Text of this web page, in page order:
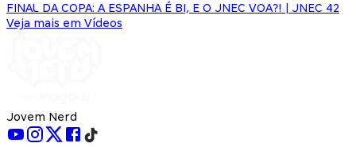
FINAL DA COPA: A ESPANHA É BI, E O JNEC VOA?! | JNEC 42
Veja mais em Vídeos
Jovem Nerd